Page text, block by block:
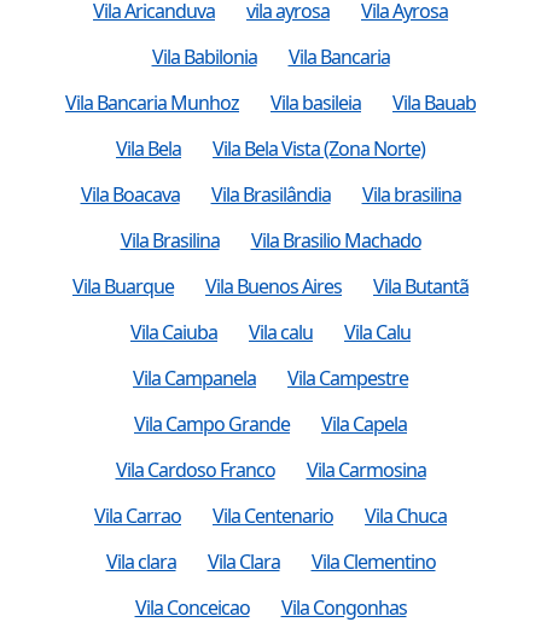
Vila Aricanduva
vila ayrosa
Vila Ayrosa
Vila Babilonia
Vila Bancaria
Vila Bancaria Munhoz
Vila basileia
Vila Bauab
Vila Bela
Vila Bela Vista (Zona Norte)
Vila Boacava
Vila Brasilândia
Vila brasilina
Vila Brasilina
Vila Brasilio Machado
Vila Buarque
Vila Buenos Aires
Vila Butantã
Vila Caiuba
Vila calu
Vila Calu
Vila Campanela
Vila Campestre
Vila Campo Grande
Vila Capela
Vila Cardoso Franco
Vila Carmosina
Vila Carrao
Vila Centenario
Vila Chuca
Vila clara
Vila Clara
Vila Clementino
Vila Conceicao
Vila Congonhas